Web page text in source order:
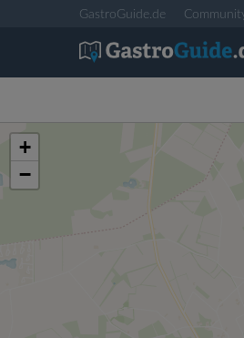
GastroGuide.de
+
−